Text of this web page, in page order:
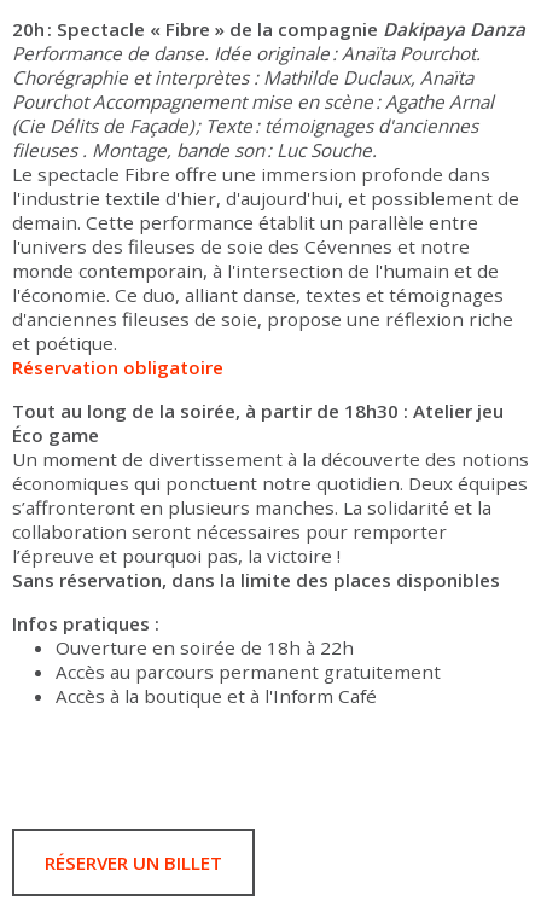
20h : Spectacle « Fibre » de la compagnie Dakipaya Danza
Performance de danse. Idée originale : Anaïta Pourchot.
Chorégraphie et interprètes : Mathilde Duclaux, Anaïta
Pourchot Accompagnement mise en scène : Agathe Arnal
(Cie Délits de Façade) ; Texte : témoignages d'anciennes
fileuses . Montage, bande son : Luc Souche.
Le spectacle Fibre offre une immersion profonde dans
l'industrie textile d'hier, d'aujourd'hui, et possiblement de
demain. Cette performance établit un parallèle entre
l'univers des fileuses de soie des Cévennes et notre
monde contemporain, à l'intersection de l'humain et de
l'économie. Ce duo, alliant danse, textes et témoignages
d'anciennes fileuses de soie, propose une réflexion riche
et poétique.
Réservation obligatoire
Tout au long de la soirée, à partir de 18h30 : Atelier jeu
Éco game
Un moment de divertissement à la découverte des notions
économiques qui ponctuent notre quotidien. Deux équipes
s’affronteront en plusieurs manches. La solidarité et la
collaboration seront nécessaires pour remporter
l’épreuve et pourquoi pas, la victoire !
Sans réservation, dans la limite des places disponibles
Infos pratiques :
Ouverture en soirée de 18h à 22h
Accès au parcours permanent gratuitement
Accès à la boutique et à l'Inform Café
RÉSERVER UN BILLET